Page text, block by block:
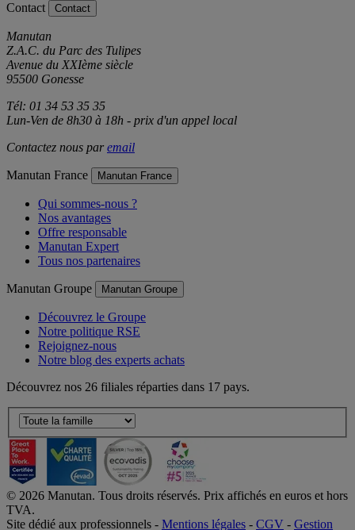
Contact Contact
Manutan
Z.A.C. du Parc des Tulipes
Avenue du XXIème siècle
95500 Gonesse
Tél: 01 34 53 35 35
Lun-Ven de 8h30 à 18h - prix d'un appel local
Contactez nous paremail
Manutan France Manutan France
Qui sommes-nous ?
Nos avantages
Offre responsable
Manutan Expert
Tous nos partenaires
Manutan Groupe Manutan Groupe
Découvrez le Groupe
Notre politique RSE
Rejoignez-nous
Notre blog des experts achats
Découvrez nos 26 filiales réparties dans 17 pays.
© 2026 Manutan. Tous droits réservés. Prix affichés en euros et hors
TVA.
Site dédié aux professionnels - Mentions légales - CGV - Gestion